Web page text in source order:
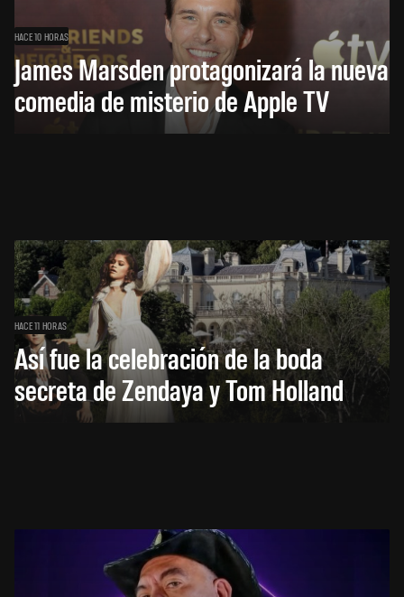
HACE 10 HORAS
James Marsden protagonizará la nueva
comedia de misterio de Apple TV
HACE 11 HORAS
Así fue la celebración de la boda
secreta de Zendaya y Tom Holland